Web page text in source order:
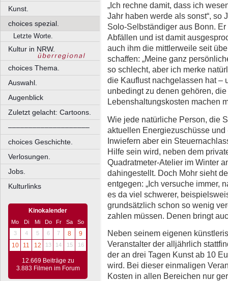
Kunst.
choices spezial.
Letzte Worte.
Kultur in NRW.
choices Thema.
Auswahl.
Augenblick
Zuletzt gelacht: Cartoons.
––––––––––––––––––––
choices Geschichte.
Verlosungen.
Jobs.
Kulturlinks
Kinokalender
Mo Di Mi Do Fr Sa
So
3
4 5 6 7 8
9
10
11 12 13 14 15 16
12.669 Beiträge zu
3.883 Filmen im Forum
„Ich rechne damit, dass ich
Jahr haben werde als sonst“, so
Solo-Selbständiger aus Bonn.
Abfällen und ist damit
auch ihm die mittlerweile seit
schaffen: „Meine ganz
so schlecht, aber ich merke
die Kauflust nachgelassen hat –
unbedingt zu denen gehören,
Lebenshaltungskosten machen
Wie jede natürliche Person, die
aktuellen Energiezuschüsse
Inwiefern aber ein
Hilfe sein wird, neben dem
Quadratmeter-Atelier im Winter
dahingestellt. Doch Mohr sieht
entgegen: „Ich versuche immer,
es da viel schwerer,
grundsätzlich schon so wenig
zahlen müssen. Denen bringt
Neben seinem eigenen
Veranstalter der alljährlich
der an drei Tagen Kunst ab 10
wird. Bei dieser einmaligen
Kosten in allen Bereichen nur